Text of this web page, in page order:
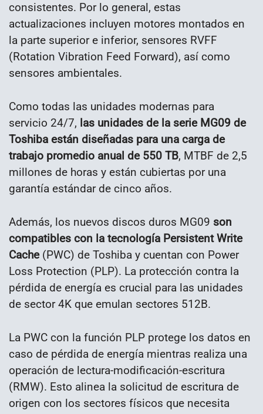
consistentes. Por lo general, estas
actualizaciones incluyen motores montados en
la parte superior e inferior, sensores RVFF
(Rotation Vibration Feed Forward), así como
sensores ambientales.
Como todas las unidades modernas para
servicio 24/7, las unidades de la serie MG09 de
Toshiba están diseñadas para una carga de
trabajo promedio anual de 550 TB, MTBF de 2,5
millones de horas y están cubiertas por una
garantía estándar de cinco años.
Además, los nuevos discos duros MG09 son
compatibles con la tecnología Persistent Write
Cache(PWC) de Toshiba y cuentan con Power
Loss Protection (PLP). La protección contra la
pérdida de energía es crucial para las unidades
de sector 4K que emulan sectores 512B.
La PWC con la función PLP protege los datos en
caso de pérdida de energía mientras realiza una
operación de lectura-modificación-escritura
(RMW). Esto alinea la solicitud de escritura de
origen con los sectores físicos que necesita